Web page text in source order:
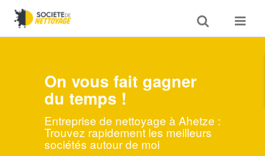
Toggle
search
Toggle
On vous fait gagner
du temps !
Entreprise de nettoyage à Ahetze :
Trouvez rapidement les meilleurs
sociétés autour de moi